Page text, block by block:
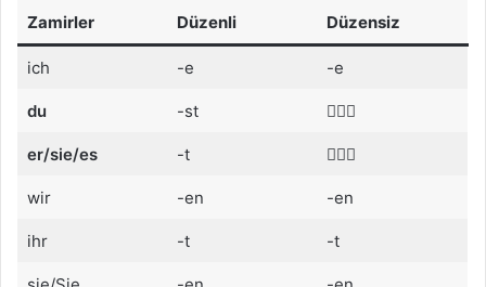
Zamirler Düzenli Düzensiz
ich -e -e
du -st 🤷🏾‍♂️
er/sie/es -t 🤷🏾‍♂️
wir -en -en
ihr -t -t